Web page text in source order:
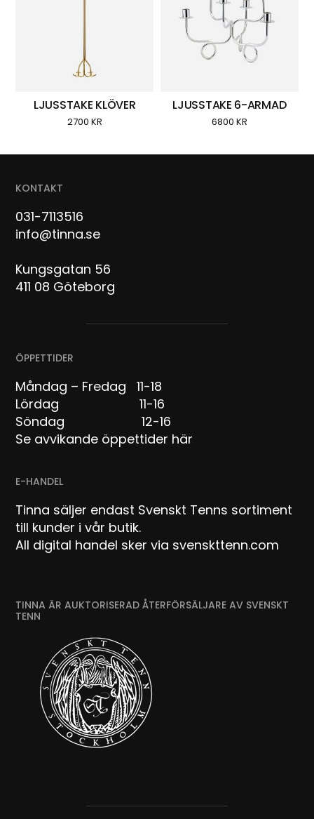
LJUSSTAKE KLÖVER
2700 KR
LJUSSTAKE 6-ARMAD
6800 KR
KONTAKT
031-7113516
info@tinna.se
Kungsgatan 56
411 08 Göteborg
ÖPPETTIDER
Måndag – Fredag 11-18
Lördag 11-16
Söndag 12-16
Se avvikande öppettider här
E-HANDEL
Tinna säljer endast Svenskt Tenns sortiment
till kunder i vår butik.
All digital handel sker via svenskttenn.com
TINNA ÄR AUKTORISERAD ÅTERFÖRSÄLJARE AV SVENSKT
TENN